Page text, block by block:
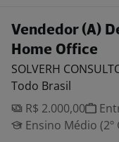
Vendedor (A)
Home Office
SOLVERH
Todo Brasil
R$ 2.000,00
Ensino Médio (2º